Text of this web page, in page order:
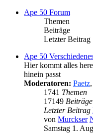
Ape 50 Forum
Themen
Beiträge
Letzter Beitrag
Ape 50
Hier kommt alles
hinein passt
Moderatoren: Paetz,
1741 Themen
17149 Beiträge
Letzter Beitrag
von Murckser
Samstag 1.